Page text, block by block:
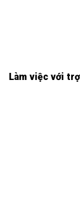
Làm việc với